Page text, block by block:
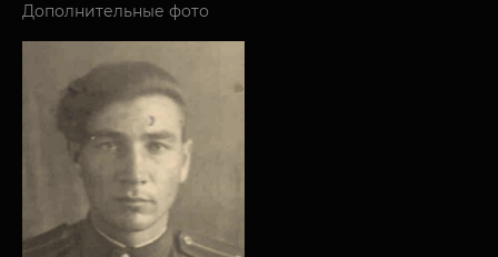
Дополнительные фото